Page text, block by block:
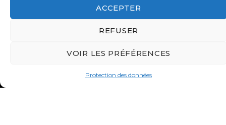
ACCEPTER
REFUSER
VOIR LES PRÉFÉRENCES
Protection des données
Contact
S’abonner à la lettre
Faire un don